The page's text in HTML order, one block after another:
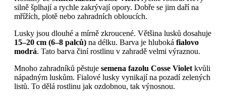
silně šplhají a rychle zakrývají opory. Dobře se jim daří na
mřížích, plotě nebo zahradních obloucích.
Lusky jsou dlouhé a mírně zkroucené. Většina lusků dosahuje
15–20 cm (6–8 palců) na délku. Barva je hluboká fialovo
modrá. Tato barva činí rostlinu v zahradě velmi výraznou.
Mnoho zahradníků pěstuje semena fazolu Cosse Violet kvůli
nápadným luskům. Fialové lusky vynikají na pozadí zelených
listů. To dělá rostlinu jak ozdobnou, tak výnosnou.